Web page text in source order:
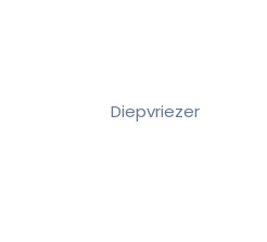
Diepvriezer